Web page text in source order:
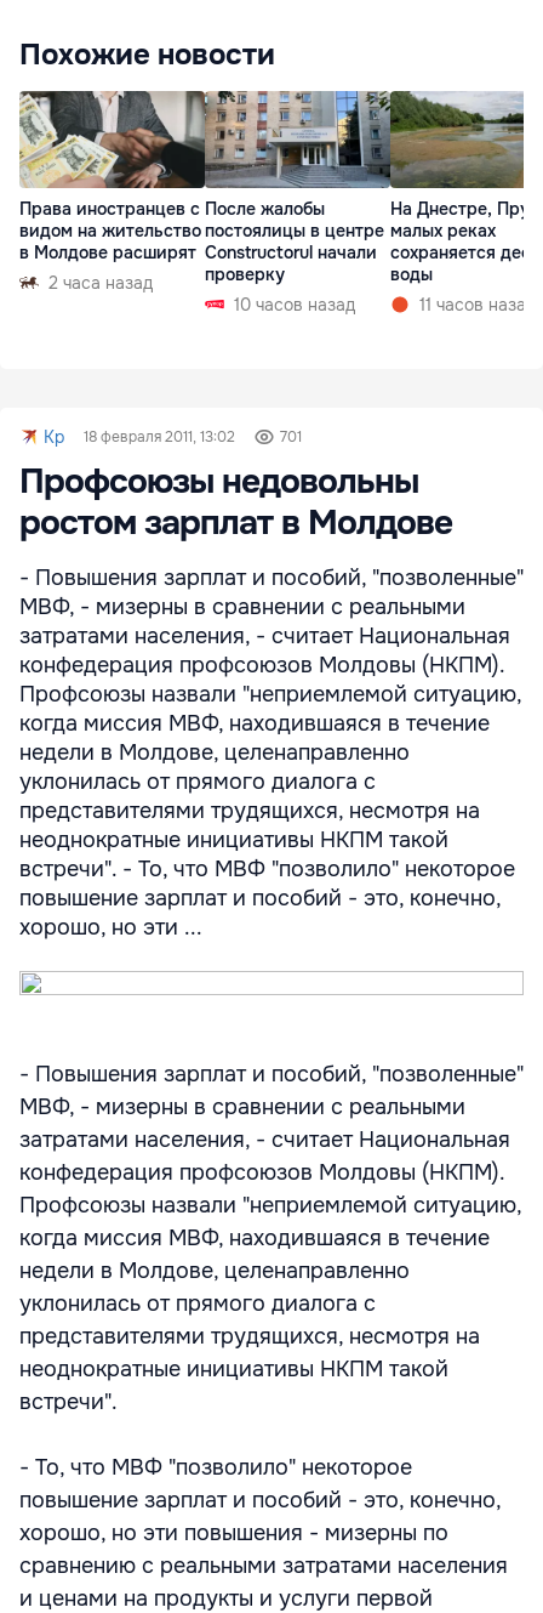
Похожие новости
Права иностранцев с
видом на жительство
в Молдове расширят
2 часа назад
После жалобы
постоялицы в центре
Constructorul начали
проверку
10 часов назад
На Днестре,
малых реках
сохраняется
воды
11 часов назад
Kp 18 февраля 2011, 13:02 701
Профсоюзы недовольны
ростом зарплат в Молдове
- Повышения зарплат и пособий, "позволенные"
МВФ, - мизерны в сравнении с реальными
затратами населения, - считает Национальная
конфедерация профсоюзов Молдовы (НКПМ).
Профсоюзы назвали "неприемлемой ситуацию,
когда миссия МВФ, находившаяся в течение
недели в Молдове, целенаправленно
уклонилась от прямого диалога с
представителями трудящихся, несмотря на
неоднократные инициативы НКПМ такой
встречи". - То, что МВФ "позволило" некоторое
повышение зарплат и пособий - это, конечно,
хорошо, но эти ...
- Повышения зарплат и пособий, "позволенные"
МВФ, - мизерны в сравнении с реальными
затратами населения, - считает Национальная
конфедерация профсоюзов Молдовы (НКПМ).
Профсоюзы назвали "неприемлемой ситуацию,
когда миссия МВФ, находившаяся в течение
недели в Молдове, целенаправленно
уклонилась от прямого диалога с
представителями трудящихся, несмотря на
неоднократные инициативы НКПМ такой
встречи".
- То, что МВФ "позволило" некоторое
повышение зарплат и пособий - это, конечно,
хорошо, но эти повышения - мизерны по
сравнению с реальными затратами населения
и ценами на продукты и услуги первой